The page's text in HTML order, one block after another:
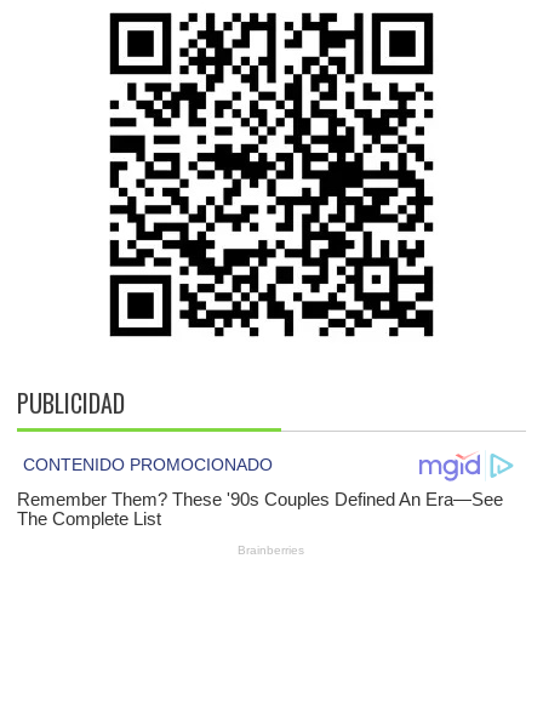
PUBLICIDAD